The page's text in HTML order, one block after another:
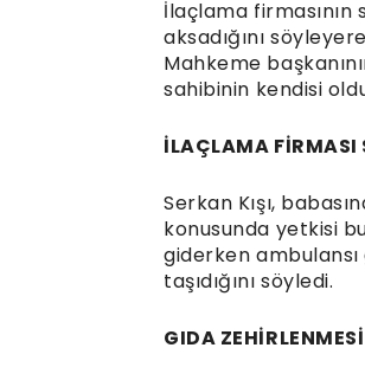
İlaçlama firmasının
aksadığını
Mahkeme
sahibinin kendisi
İLAÇLAMA FİRMASI
Serkan Kışı,
konusunda yetkisi
giderken
taşıdığını söyledi.
GIDA